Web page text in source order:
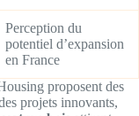
Perception du
potentiel d’expansion
en France
proposent des
projets innovants,